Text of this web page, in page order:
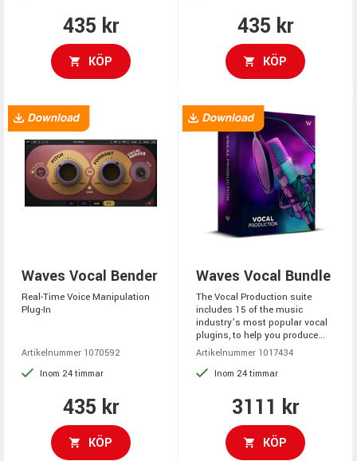
435 kr
KÖP
435 kr
KÖP
Waves Vocal Bender
Real-Time Voice Manipulation
Plug-In
Artikelnummer 1070592
Inom 24 timmar
435 kr
KÖP
Waves Vocal Bundle
The Vocal Production suite
includes 15 of the music
industry’s most popular vocal
plugins, to help you produce...
Artikelnummer 1017434
Inom 24 timmar
3111 kr
KÖP